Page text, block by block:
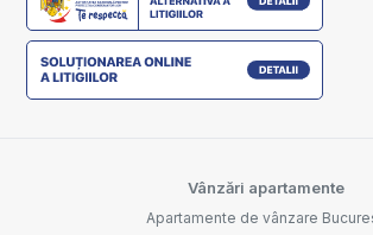
Vânzări apartamente
Apartamente de vânzare